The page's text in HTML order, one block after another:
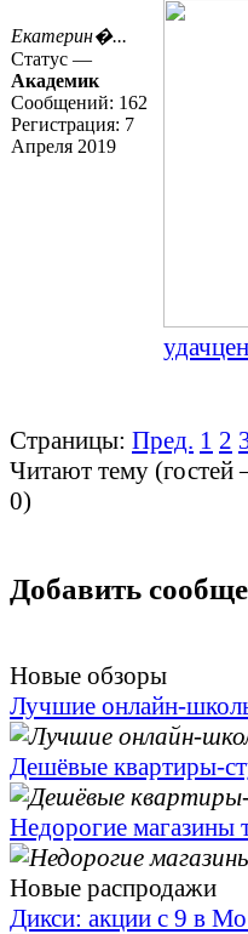
Екатерин�...
Статус —
Академик
Сообщений: 162
Регистрация: 7
Апреля 2019
Страницы: Пред. 1 2
Читают тему
0)
Добавить
Новые обзоры
Лучшие онлайн-
Дешёвые квартиры-
Недорогие магазины
Новые распродажи
Дикси: акции с 9 в